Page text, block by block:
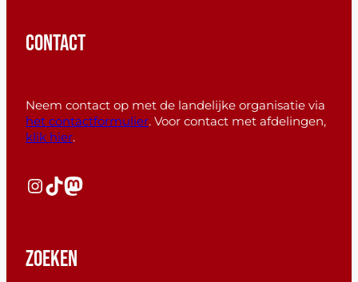
CONTACT
Neem contact op met de landelijke organisatie via
het contactformulier. Voor contact met afdelingen,
klik hier.
InstagramTikTok Mastodon
ZOEKEN